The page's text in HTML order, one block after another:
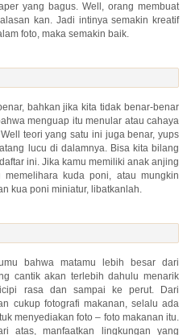
yang bagus. Well, orang membuat
kan. Jadi intinya semakin kreatif
foto, maka semakin baik.
bahkan jika kita tidak benar-benar
menguap itu menular atau cahaya
teori yang satu ini juga benar, yups
lucu di dalamnya. Bisa kita bilang
ini. Jika kamu memiliki anak anjing
kuda poni, atau mungkin
kua poni miniatur, libatkanlah.
bahwa matamu lebih besar dari
cantik akan terlebih dahulu menarik
rasa dan sampai ke perut. Dari
cukup fotografi makanan, selalu ada
menyediakan foto – foto makanan itu.
atas, manfaatkan lingkungan yang